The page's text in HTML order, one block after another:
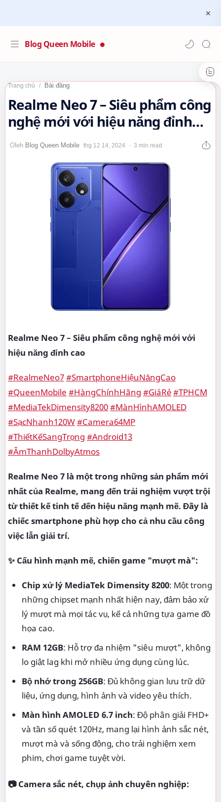
Blog Queen Mobile
Trang chủ Bài đăng
Realme Neo 7 – Siêu phẩm công
nghệ mới với hiệu năng đỉnh
cao #RealmeNeo7…3 min read
Realme Neo 7 – Siêu phẩm công nghệ mới với
hiệu năng đỉnh cao
#RealmeNeo7#SmartphoneHiệuNăngCao
#QueenMobile #HàngChínhHãng #GiáRẻ#TPHCM
#MediaTekDimensity8200#MànHìnhAMOLED
#SạcNhanh120W#Camera64MP
#ThiếtKếSangTrọng #Android13
#ÂmThanhDolbyAtmos
Realme Neo 7 là một trong những sản phẩm mới
nhất của Realme, mang đến trải nghiệm vượt trội
từ thiết kế tinh tế đến hiệu năng mạnh mẽ. Đây là
chiếc smartphone phù hợp cho cả nhu cầu công
việc lẫn giải trí.
✨ Cấu hình mạnh mẽ, chiến game "mượt mà":
Chip xử lý MediaTek Dimensity 8200: Một trong
những chipset mạnh nhất hiện nay, đảm bảo xử
lý mượt mà mọi tác vụ, kể cả những tựa game đồ
họa cao.
RAM 12GB: Hỗ trợ đa nhiệm "siêu mượt", không
lo giật lag khi mở nhiều ứng dụng cùng lúc.
Bộ nhớ trong 256GB: Đủ không gian lưu trữ dữ
liệu, ứng dụng, hình ảnh và video yêu thích.
Màn hình AMOLED 6.7 inch: Độ phân giải FHD+
và tần số quét 120Hz, mang lại hình ảnh sắc nét,
mượt mà và sống động, cho trải nghiệm xem
phim, chơi game tuyệt vời.
📷 Camera sắc nét, chụp ảnh chuyên nghiệp: